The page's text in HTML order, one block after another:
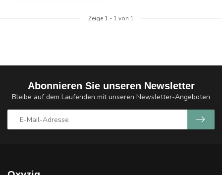
Zeige 1 - 1 von 1
Abonnieren Sie unseren Newsletter
Bleibe auf dem Laufenden mit unseren Newsletter-Angeboten